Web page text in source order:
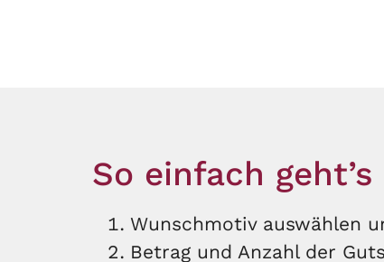
So einfach
Wunschmotiv auswählen
Betrag und Anzahl der